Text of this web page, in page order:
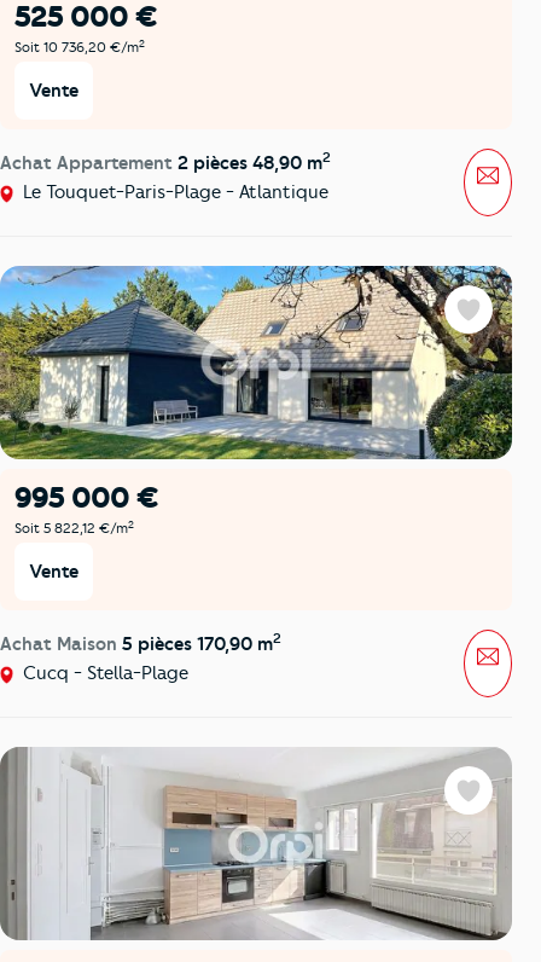
525 000 €
Soit 10 736,20 €/m2
Vente
Achat Appartement 2 pièces 48,90 m2
Le Touquet-Paris-Plage - Atlantique
995 000 €
Soit 5 822,12 €/m2
Vente
Achat Maison 5 pièces 170,90 m2
Cucq - Stella-Plage
Favoris
Favoris